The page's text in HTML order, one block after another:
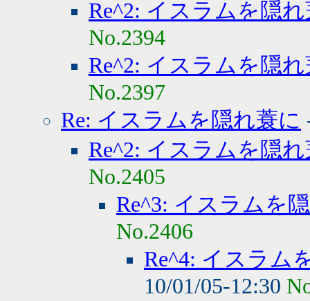
Re^2: イスラムを隠
No.2394
Re^2: イスラムを隠
No.2397
Re: イスラムを隠れ蓑に
Re^2: イスラムを隠
No.2405
Re^3: イスラムを
No.2406
Re^4: イスラム
10/01/05-12:30